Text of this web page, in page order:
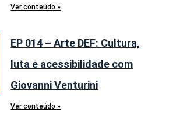
Ver conteúdo »
EP 014 – Arte DEF: Cultura,
luta e acessibilidade com
Giovanni Venturini
Ver conteúdo »